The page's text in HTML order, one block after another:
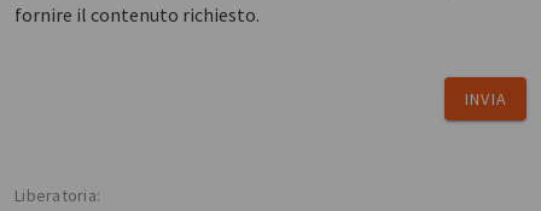
fornire il contenuto richiesto.
INVIA
Liberatoria: